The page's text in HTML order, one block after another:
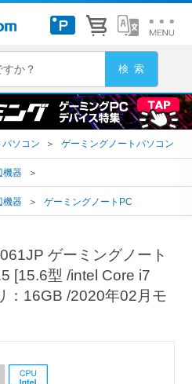
パソコン ＞ ゲーミングノートパソコン
機器 ＞
機器 ＞ ゲーミングノートPC
ゲーミングノート
[15.6型 /intel Core i7
：16GB /2020年02月モ